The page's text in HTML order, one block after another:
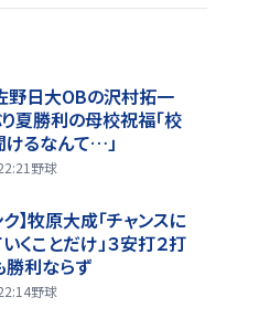
野日大ОBの沢村拓一
夏勝利の母校祝福「校
るなんて…」
野球
ク】牧原大成「チャンスに
くことだけ」３安打２打
勝利ならず
野球